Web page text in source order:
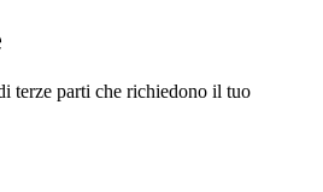
terze parti che richiedono il tuo